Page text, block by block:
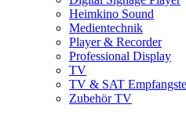
Heimkino Sound
Medientechnik
Player & Recorder
Professional Display
TV
TV & SAT
Zubehör TV